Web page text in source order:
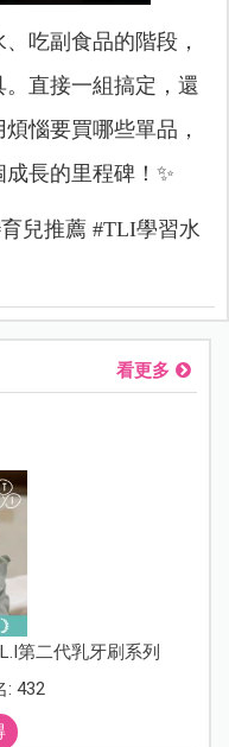
吃副食品的階段，
直接一組搞定，還
惱要買哪些單品，
長的里程碑！✨
兒推薦 #TLI學習水
看更多
第二代乳牙刷系列
: 432